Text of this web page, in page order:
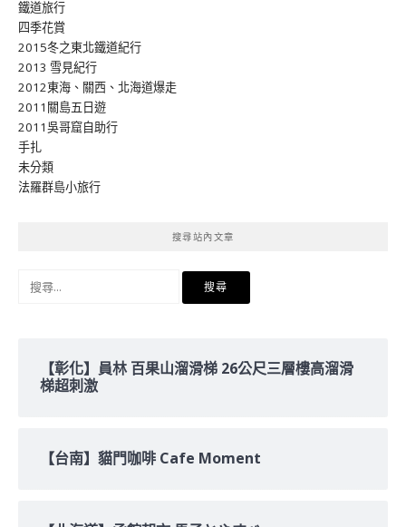
鐵道旅行
四季花賞
2015冬之東北鐵道紀行
2013 雪見紀行
2012東海、關西、北海道爆走
2011關島五日遊
2011吳哥窟自助行
手扎
未分類
法羅群島小旅行
搜尋站內文章
【彰化】員林 百果山溜滑梯 26公尺三層樓高溜滑
梯超刺激
【台南】貓門咖啡 Cafe Moment